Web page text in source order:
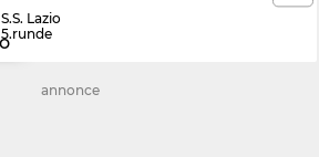
S.S. Lazio
5.runde
annonce